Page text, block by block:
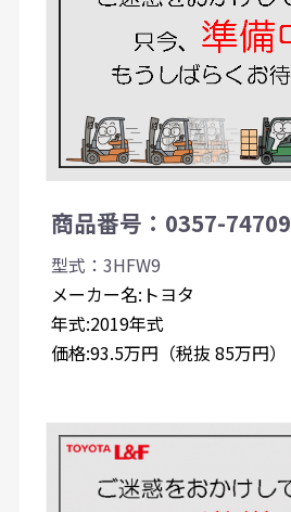
商品番号：0357-74709
型式：3HFW9
メーカー名:トヨタ
年式:2019年式
価格:93.5万円（税抜 85万円）